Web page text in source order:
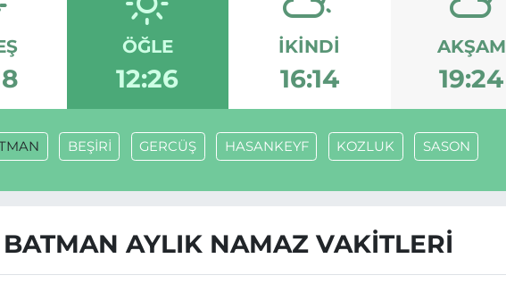
ÖĞLE
12:26
İKINDI
16:14
AKŞAM
19:24
BEŞİRİ GERCÜŞ HASANKEYF KOZLUK SASON
BATMAN AYLIK NAMAZ VAKITLERI